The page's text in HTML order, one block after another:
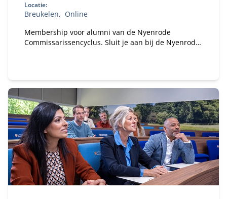
Locatie:
Breukelen
Online
Membership voor alumni van de Nyenrode
Commissarissencyclus. Sluit je aan bij de Nyenrode
onze community?